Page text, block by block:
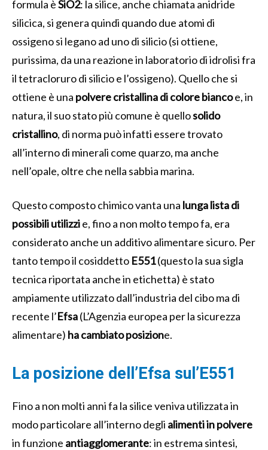
formula èSiO2: la silice, anche chiamata anidride
silicica, si genera quindi quando due atomi di
ossigeno si legano ad uno di silicio (si ottiene,
purissima, da una reazione in laboratorio di idrolisi fra
il tetracloruro di silicio e l’ossigeno). Quello che si
ottiene è una polvere cristallina di colore biancoe, in
natura, il suo stato più comune è quellosolido
cristallino, di norma può infatti essere trovato
all’interno di minerali come quarzo, ma anche
nell’opale, oltre che nella sabbia marina.
Questo composto chimico vanta una lunga lista di
possibili utilizzie, fino a non molto tempo fa, era
considerato anche un additivo alimentare sicuro. Per
tanto tempo il cosiddetto E551(questo la sua sigla
tecnica riportata anche in etichetta) è stato
ampiamente utilizzato dall’industria del cibo ma di
recente l’Efsa(L’Agenzia europea per la sicurezza
alimentare) hacambiato posizione.
La posizione dell’Efsa sul’E551
Fino a non molti anni fa la silice veniva utilizzata in
modo particolare all’interno degli alimenti in polvere
in funzione antiagglomerante: in estrema sintesi,